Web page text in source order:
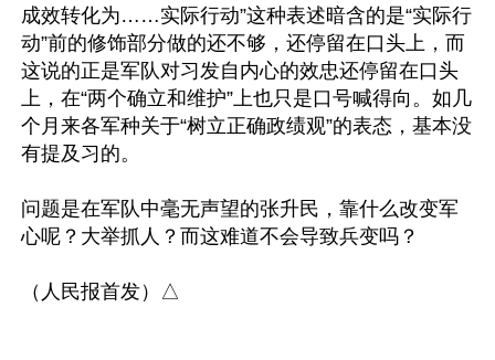
成效转化为……实际行动”这种表述暗含的是“实际行
动”前的修饰部分做的还不够，还停留在口头上，而
这说的正是军队对习发自内心的效忠还停留在口头
上，在“两个确立和维护”上也只是口号喊得向。如几
个月来各军种关于“树立正确政绩观”的表态，基本没
有提及习的。
问题是在军队中毫无声望的张升民，靠什么改变军
心呢？大举抓人？而这难道不会导致兵变吗？